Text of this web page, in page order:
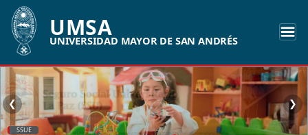
UMSA
UNIVERSIDAD MAYOR DE SAN ANDRÉS
SSUE
❮ ❯